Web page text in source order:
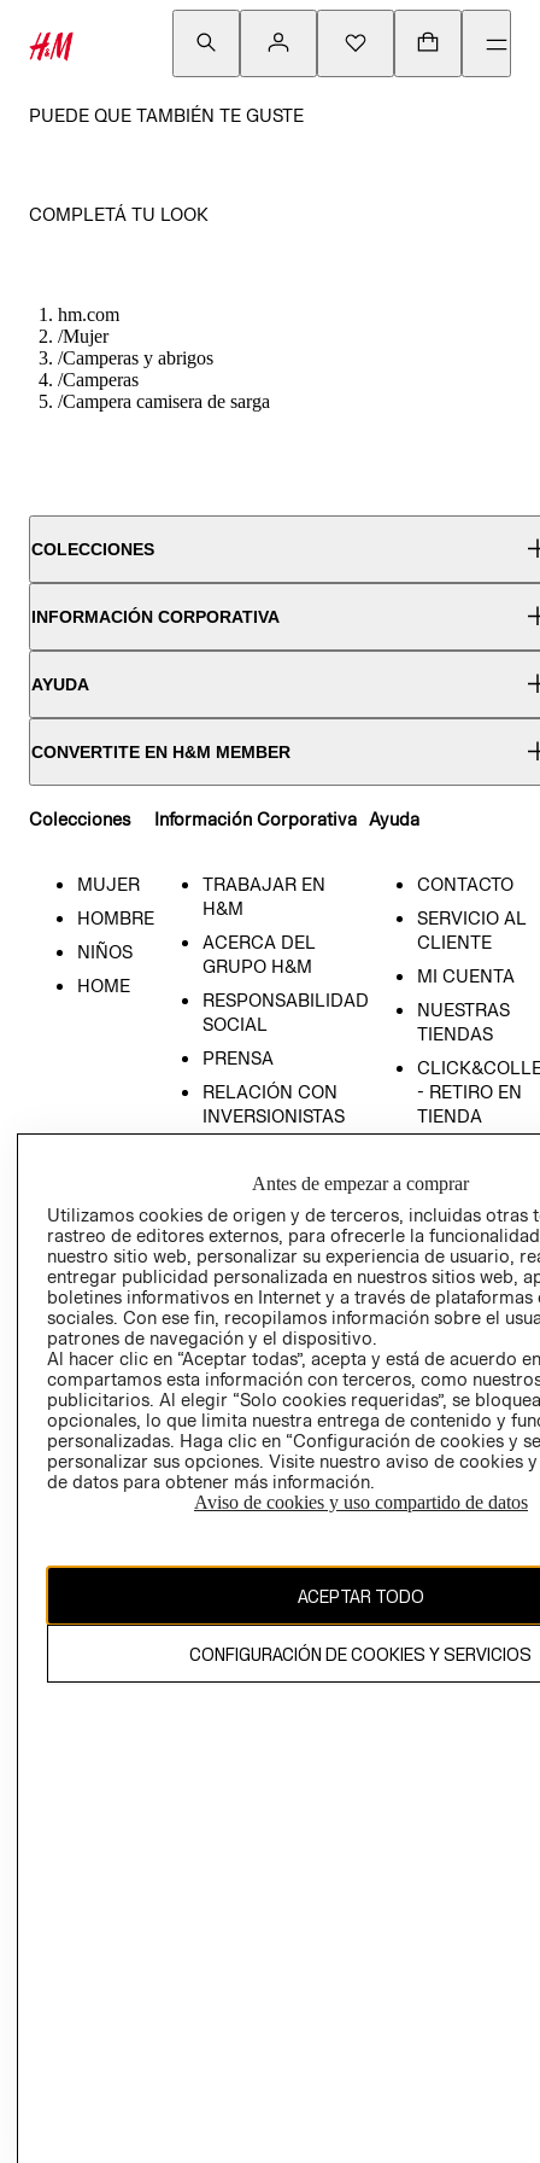
PUEDE QUE TAMBIÉN TE GUSTE
COMPLETÁ TU LOOK
hm.com
/Mujer
/Camperas y abrigos
/Camperas
/Campera camisera de sarga
COLECCIONES
INFORMACIÓN CORPORATIVA
AYUDA
CONVERTITE EN H&M MEMBER
Colecciones
MUJER
HOMBRE
NIÑOS
HOME
Información Corporativa
TRABAJAR EN
H&M
ACERCA DEL
GRUPO H&M
RESPONSABILIDAD
SOCIAL
PRENSA
RELACIÓN CON
INVERSIONISTAS
EMPRESARIAL
Ayuda
CONTACTO
SERVICIO AL
CLIENTE
MI CUENTA
NUESTRAS
TIENDAS
- RETIRO EN
TIENDA
AVISO DE
PRIVACIDAD
GIFT CARD
AVISO DE
COOKIES
Uruguay ($U)
El contenido de esta página web está protegido por copyright y es
propiedad de H&M Hennes & Mauritz AB.
Antes de empezar a comprar
Utilizamos cookies de origen y de terceros, incluidas otras
rastreo de editores externos, para ofrecerle la
nuestro sitio web, personalizar su experiencia de usuario,
entregar publicidad personalizada en nuestros sitios web,
boletines informativos en Internet y a través de plataformas
sociales. Con ese fin, recopilamos información sobre el
patrones de navegación y el dispositivo.
Al hacer clic en “Aceptar todas”, acepta y está de acuerdo
compartamos esta información con terceros, como
publicitarios. Al elegir “Solo cookies requeridas”, se
opcionales, lo que limita nuestra entrega de contenido y
personalizadas. Haga clic en “Configuración de cookies y
personalizar sus opciones. Visite nuestro aviso de cookies
de datos para obtener más información.
Aviso de cookies y uso compartido de datos
ACEPTAR TODO
CONFIGURACIÓN DE COOKIES Y SERVICIOS